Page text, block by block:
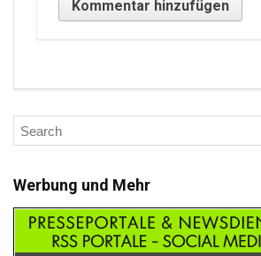
Werbung und Mehr